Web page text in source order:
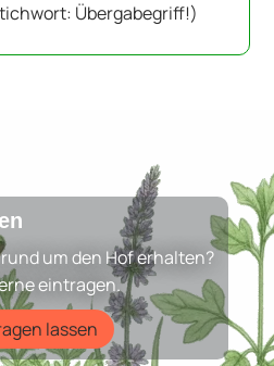
Übergabegriff!)
um den Hof erhalten?
eintragen.
lassen